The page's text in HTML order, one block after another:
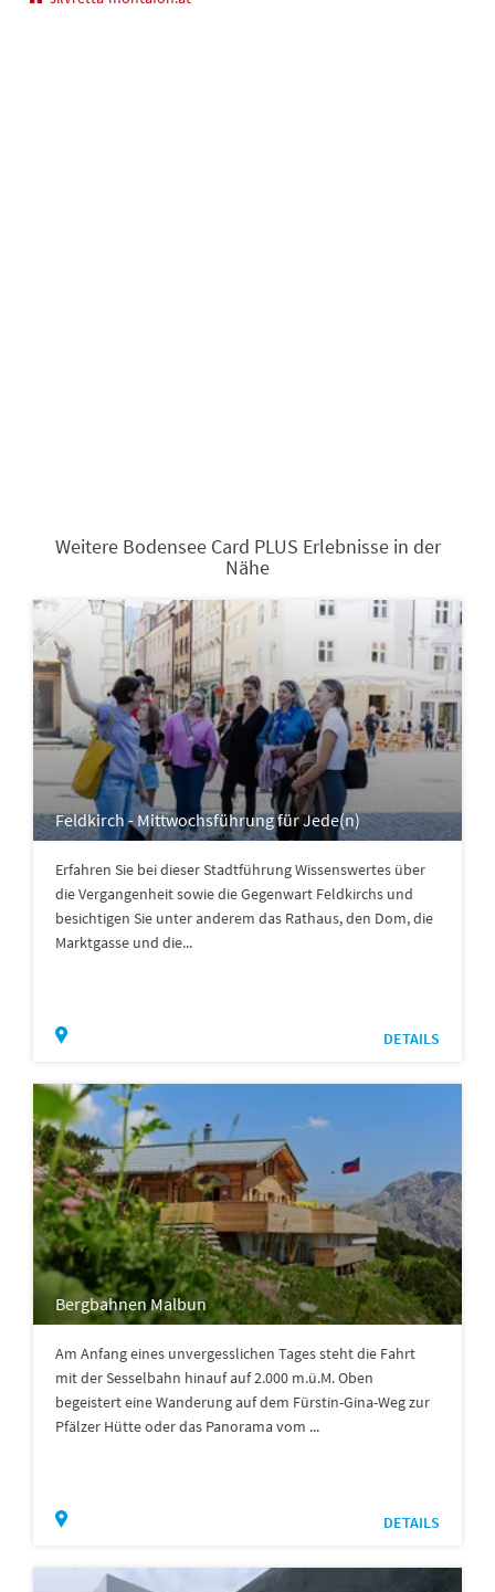
Weitere Bodensee Card PLUS Erlebnisse in der
Nähe
Feldkirch - Mittwochsführung für Jede(n)
Erfahren Sie bei dieser Stadtführung Wissenswertes über
die Vergangenheit sowie die Gegenwart Feldkirchs und
besichtigen Sie unter anderem das Rathaus, den Dom, die
Marktgasse und die...
DETAILS
Bergbahnen Malbun
Am Anfang eines unvergesslichen Tages steht die Fahrt
mit der Sesselbahn hinauf auf 2.000 m.ü.M. Oben
begeistert eine Wanderung auf dem Fürstin-Gina-Weg zur
Pfälzer Hütte oder das Panorama vom ...
DETAILS